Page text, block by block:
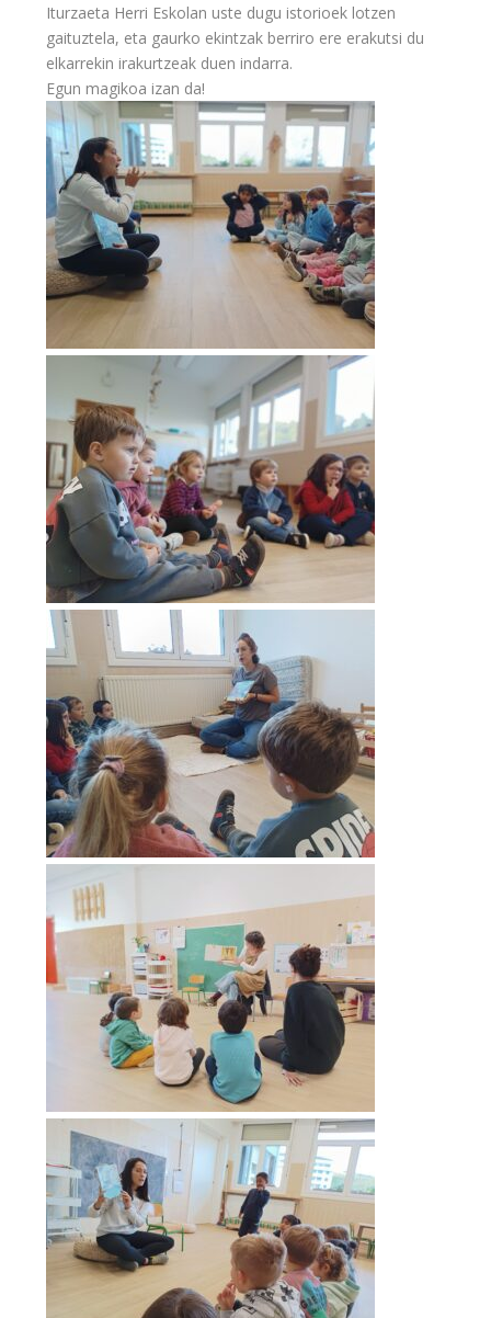
Iturzaeta Herri Eskolan uste dugu istorioek lotzen
gaituztela, eta gaurko ekintzak berriro ere erakutsi du
elkarrekin irakurtzeak duen indarra.
Egun magikoa izan da!